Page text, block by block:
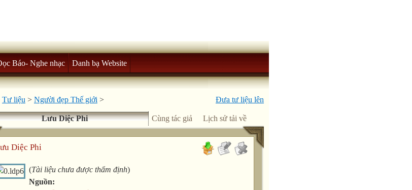
Báo- Nghe nhạc Danh bạ Website
Đưa tư liệu lên
Tư liệu > Người đẹp Thế giới >
Lưu Diệc Phi Cùng tác giả Lịch sử tải về
Diệc Phi
(Tài liệu chưa được thẩm định)
Nguồn: